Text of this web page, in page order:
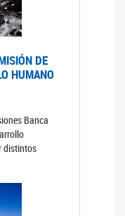
DE
HUMANO
Banca
distintos